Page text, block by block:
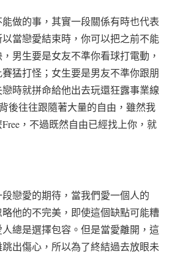
做的事，其實一段關係有時也代表
當戀愛結束時，你可以把之前不能
男生要是女友不準你看球打電動，
猛打怪；女生要是男友不準你跟朋
時就拼命給他出去玩還狂露事業線
後往往跟隨著大量的自由 ，雖然我
Free ，不過既然自由已經找上你，就
戀愛的期待，當我們愛一個人的
他的不完美，即使這個缺點可能糟
總是選擇包容。但是當愛離開，這
出傷心，所以為了終結過去放眼未